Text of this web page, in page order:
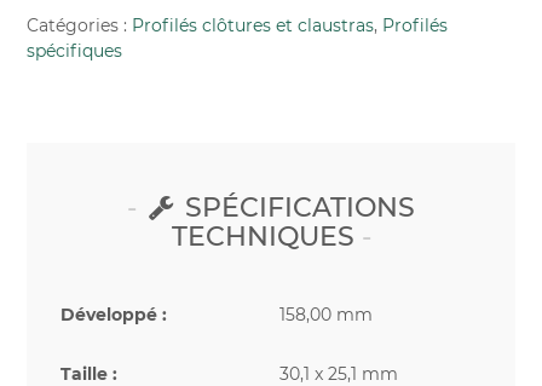
Catégories : Profilés clôtures et claustras, Profilés
spécifiques
SPÉCIFICATIONS
TECHNIQUES
Développé : 158,00 mm
Taille : 30,1 x 25,1 mm